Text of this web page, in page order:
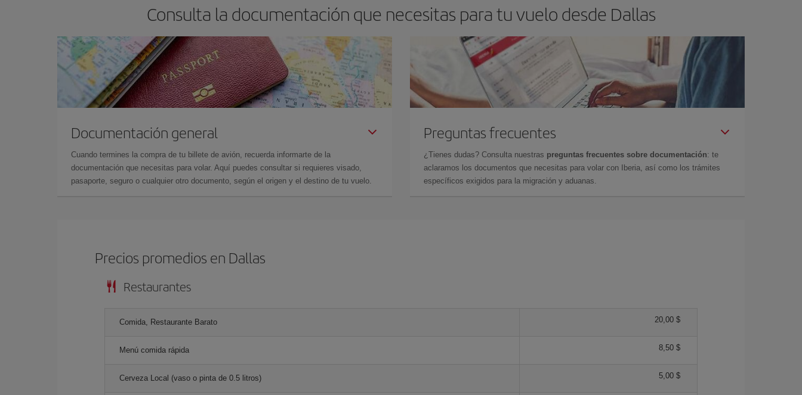
Consulta la documentación que necesitas para tu vuelo desde Dallas
Documentación general
Cuando termines la compra de tu billete de avión, recuerda informarte de la
documentación que necesitas para volar. Aquí puedes consultar si requieres visado,
pasaporte, seguro o cualquier otro documento, según el origen y el destino de tu vuelo.
Preguntas frecuentes
¿Tienes dudas? Consulta nuestras preguntas frecuentes sobre documentación: te
aclaramos los documentos que necesitas para volar con Iberia, así como los trámites
específicos exigidos para la migración y aduanas.
Precios promedios en Dallas
Restaurantes
Comida, Restaurante Barato 20,00 $
Menú comida rápida 8,50 $
Cerveza Local (vaso o pinta de 0.5 litros) 5,00 $